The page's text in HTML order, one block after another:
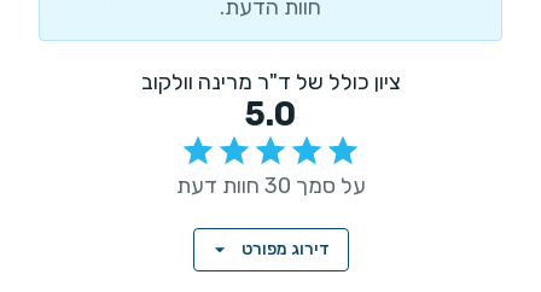
חוות הדעת.
ציון כולל של ד"ר מרינה וולקוב
5.0
על סמך 30 חוות דעת
דירוג מפורט